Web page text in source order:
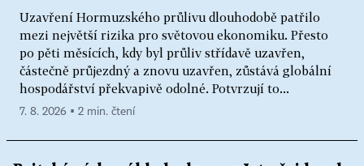
Uzavření Hormuzského průlivu dlouhodobě patřilo
mezi největší rizika pro světovou ekonomiku. Přesto
po pěti měsících, kdy byl průliv střídavě uzavřen,
částečně průjezdný a znovu uzavřen, zůstává globální
hospodářství překvapivě odolné. Potvrzují to...
7. 8. 2026 ▪ 2 min. čtení